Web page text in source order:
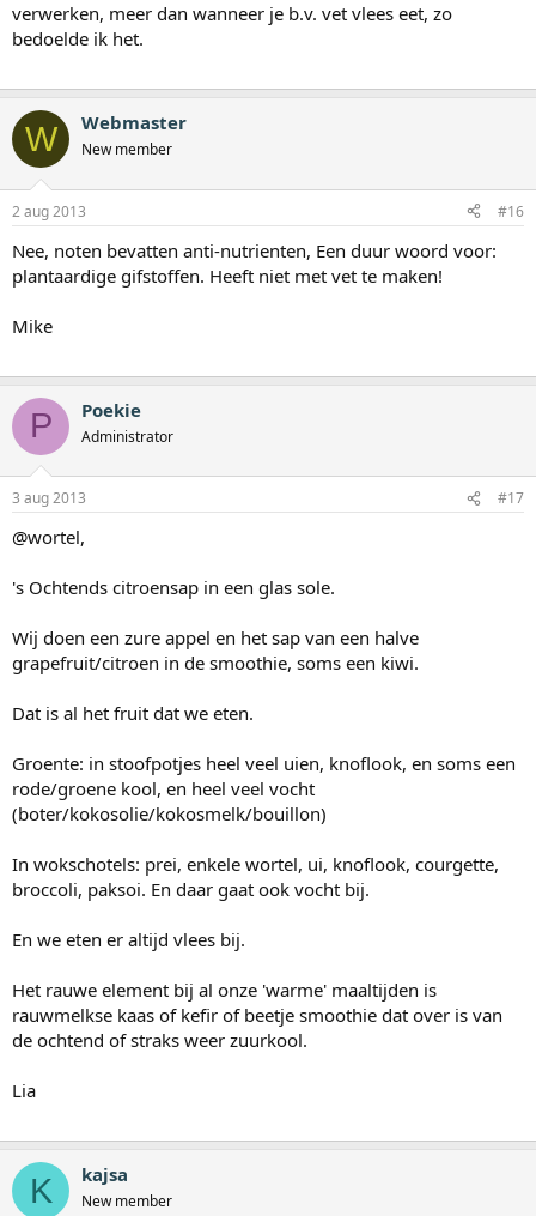
verwerken, meer dan wanneer je b.v. vet vlees eet, zo
bedoelde ik het.
W Webmaster
New member
2 aug 2013 #16
Nee, noten bevatten anti-nutrienten, Een duur woord voor:
plantaardige gifstoffen. Heeft niet met vet te maken!
Mike
P Poekie
Administrator
3 aug 2013 #17
@wortel,
's Ochtends citroensap in een glas sole.
Wij doen een zure appel en het sap van een halve
grapefruit/citroen in de smoothie, soms een kiwi.
Dat is al het fruit dat we eten.
Groente: in stoofpotjes heel veel uien, knoflook, en soms een
rode/groene kool, en heel veel vocht
(boter/kokosolie/kokosmelk/bouillon)
In wokschotels: prei, enkele wortel, ui, knoflook, courgette,
broccoli, paksoi. En daar gaat ook vocht bij.
En we eten er altijd vlees bij.
Het rauwe element bij al onze 'warme' maaltijden is
rauwmelkse kaas of kefir of beetje smoothie dat over is van
de ochtend of straks weer zuurkool.
Lia
K kajsa
New member